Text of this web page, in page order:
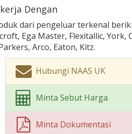
Dengan
dari pengeluar terkenal
Ega Master, Flexitallic,
Arco, Eaton, Kitz.
Hubungi NAAS UK
Minta Sebut Harga
Minta Dokumentasi